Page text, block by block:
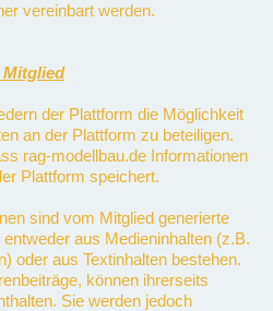
vereinbart werden.
Mitglied
der Plattform die Möglichkeit
an der Plattform zu beteiligen.
rag-modellbau.de Informationen
Plattform speichert.
sind vom Mitglied generierte
aus Medieninhalten (z.B.
oder aus Textinhalten bestehen.
können ihrerseits
Sie werden jedoch